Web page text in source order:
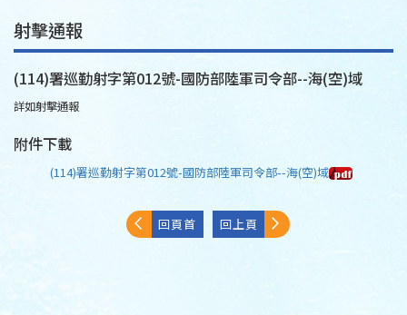
射擊通報
(114)署巡勤射字第012號-國防部陸軍司令部--海(空)域
詳如射擊通報
附件下載
(114)署巡勤射字第012號-國防部陸軍司令部--海(空)域
回頁首 回上頁